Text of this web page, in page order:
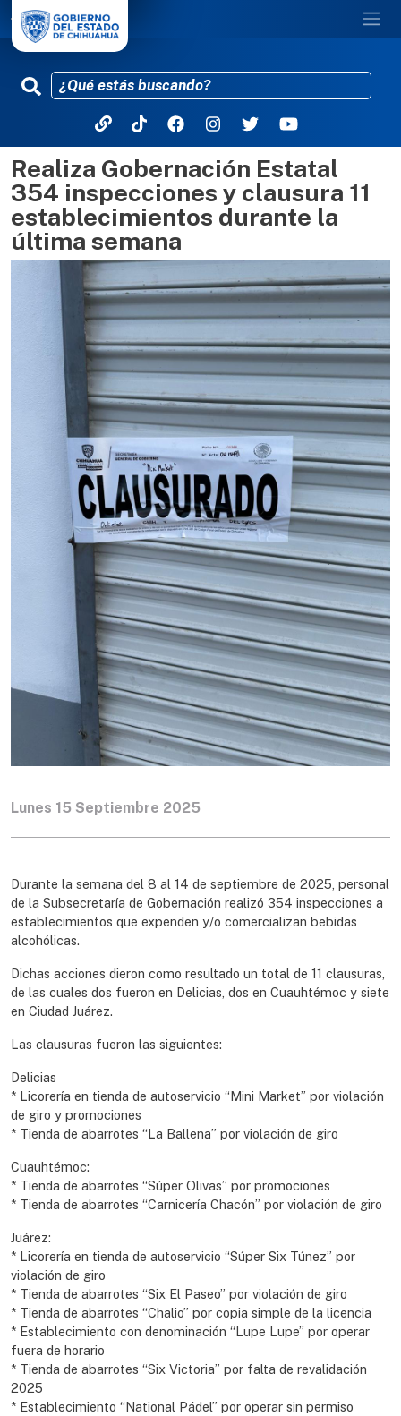
Pasar al contenido principal
Realiza Gobernación Estatal
354 inspecciones y clausura 11
establecimientos durante la
última semana
Lunes 15 Septiembre 2025
Durante la semana del 8 al 14 de septiembre de 2025, personal
de la Subsecretaría de Gobernación realizó 354 inspecciones a
establecimientos que expenden y/o comercializan bebidas
alcohólicas.
Dichas acciones dieron como resultado un total de 11 clausuras,
de las cuales dos fueron en Delicias, dos en Cuauhtémoc y siete
en Ciudad Juárez.
Las clausuras fueron las siguientes:
Delicias
* Licorería en tienda de autoservicio “Mini Market” por violación
de giro y promociones
* Tienda de abarrotes “La Ballena” por violación de giro
Cuauhtémoc:
* Tienda de abarrotes “Súper Olivas” por promociones
* Tienda de abarrotes “Carnicería Chacón” por violación de giro
Juárez:
* Licorería en tienda de autoservicio “Súper Six Túnez” por
violación de giro
* Tienda de abarrotes “Six El Paseo” por violación de giro
* Tienda de abarrotes “Chalio” por copia simple de la licencia
* Establecimiento con denominación “Lupe Lupe” por operar
fuera de horario
* Tienda de abarrotes “Six Victoria” por falta de revalidación
2025
* Establecimiento “National Pádel” por operar sin permiso